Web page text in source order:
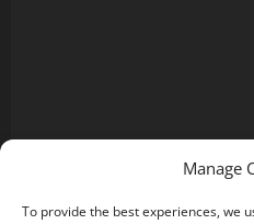
Manage
To provide the best experiences, we